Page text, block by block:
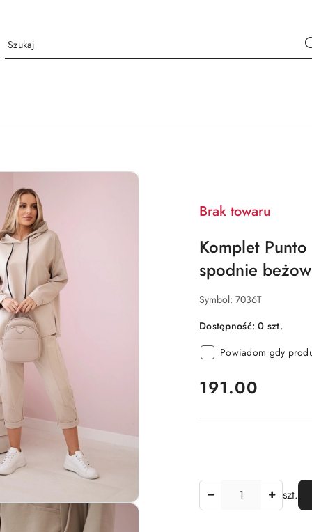
Brak towaru
Komplet
spodnie
Symbol: 7036T
Dostępność:0 szt.
Powiadom gdy
cena:
191.00
szt.